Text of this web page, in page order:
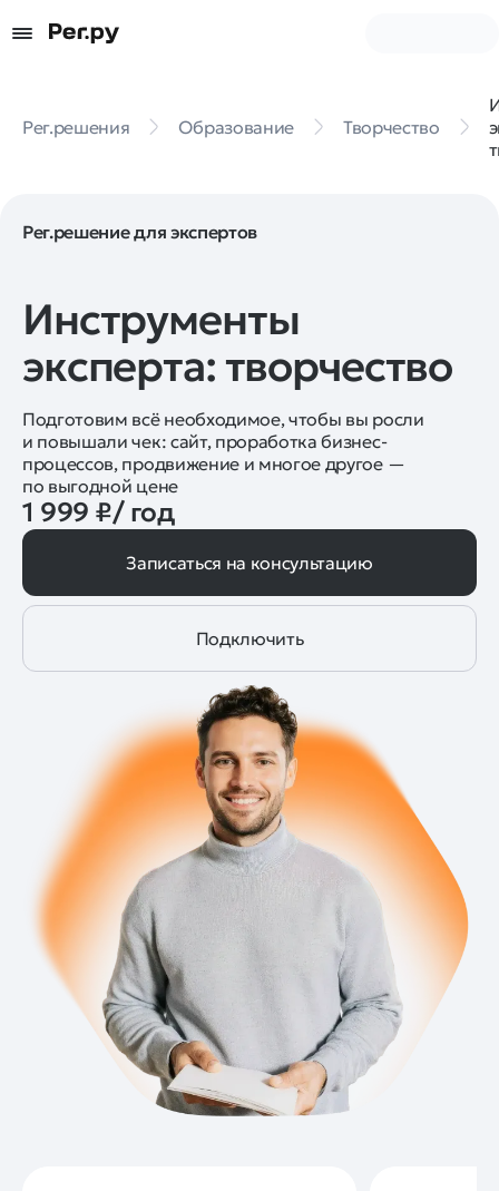
Рег.решения Образование Творчество
Рег.решение для экспертов
Инструменты
эксперта: творчество
Подготовим всё необходимое, чтобы вы росли
и повышали чек: сайт, проработка бизнес-
процессов, продвижение и многое другое —
по выгодной цене
1 999 ₽/ год
Записаться на консультацию
Подключить